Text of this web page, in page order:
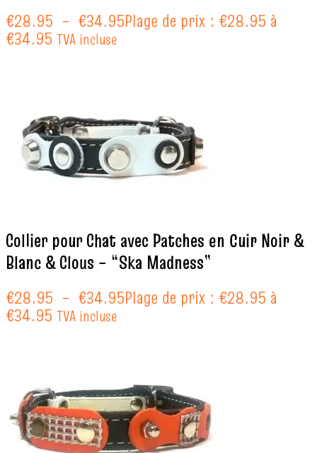
€28.95 – €34.95Plage de prix : €28.95 à
€34.95 TVA incluse
Collier pour Chat avec Patches en Cuir Noir &
Blanc & Clous – “Ska Madness”
€28.95 – €34.95Plage de prix : €28.95 à
€34.95 TVA incluse